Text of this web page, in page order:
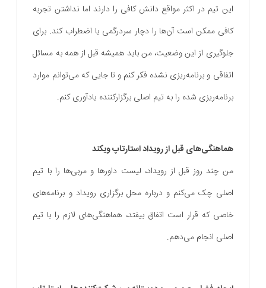
این تیم در اکثر مواقع دانش کافی را دارند اما نداشتن تجربه
کافی ممکن است آن‌ها را دچار سردرگمی یا اضطراب کند. برای
جلوگیری از این وضعیت، من باید همیشه قبل از همه به مسائل
اتفاقی و برنامه‌ریزی نشده فکر کنم و تا جایی که می‌توانم موارد
برنامه‌ریزی شده را به تیم اصلی برگزارکننده یادآوری کنم.
هماهنگی‌های قبل از رویداد استارتاپ ویکند
من چند روز قبل از رویداد، لیست داورها و مربی‌ها را با تیم
اصلی چک می‌کنم و درباره محل برگزاری رویداد و برنامه‌های
خاصی که قرار است اتفاق بیفتد، هماهنگی‌های لازم را با تیم
اصلی انجام می‌دهم.